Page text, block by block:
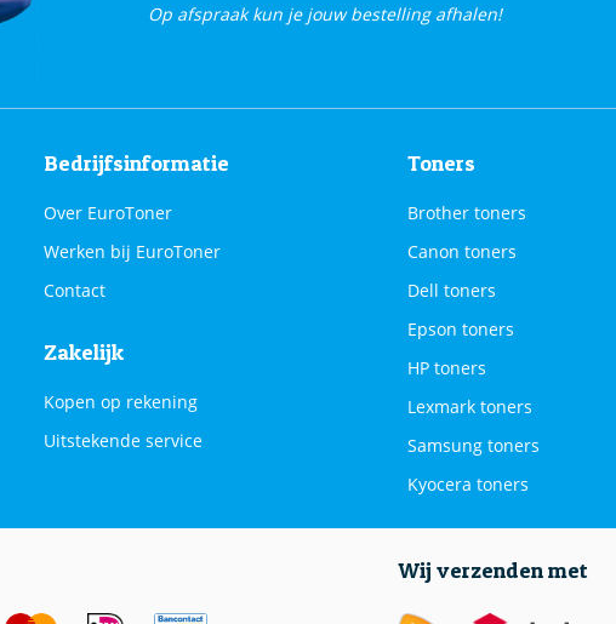
Op afspraak kun je jouw bestelling afhalen!
Bedrijfsinformatie
Over EuroToner
Werken bij EuroToner
Contact
Zakelijk
Kopen op rekening
Uitstekende service
Toners
Brother toners
Canon toners
Dell toners
Epson toners
HP toners
Lexmark toners
Samsung toners
Kyocera toners
Wij verzenden met